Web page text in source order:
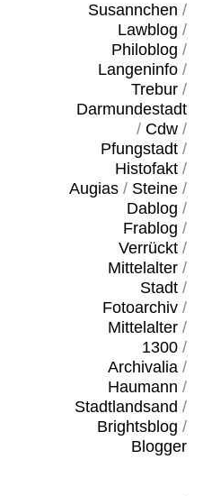
Susannchen /
Lawblog /
Philoblog /
Langeninfo/
Trebur/
Darmundestadt
/ Cdw/
Pfungstadt/
Histofakt/
Augias/ Steine/
Dablog /
Frablog /
Verrückt/
Mittelalter/
Stadt/
Fotoarchiv/
Mittelalter/
1300/
Archivalia/
Haumann /
Stadtlandsand /
Brightsblog /
Blogger